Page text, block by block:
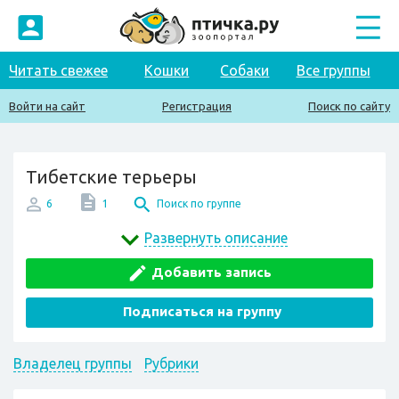
Читать свежее Кошки Собаки Все группы
Войти на сайт Регистрация Поиск по сайту
Тибетские терьеры
6 1 Поиск по группе
Развернуть описание
Добавить запись
Подписаться на группу
Владелец группы Рубрики